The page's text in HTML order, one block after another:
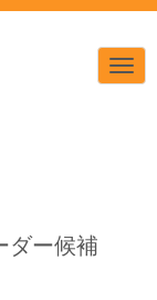
N
a
ミナー
ダー候補